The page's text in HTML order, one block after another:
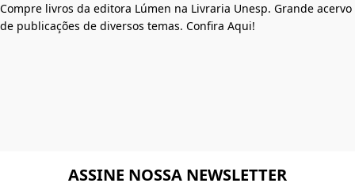
Compre livros da editora Lúmen na Livraria Unesp. Grande acervo
de publicações de diversos temas. Confira Aqui!
ASSINE NOSSA NEWSLETTER